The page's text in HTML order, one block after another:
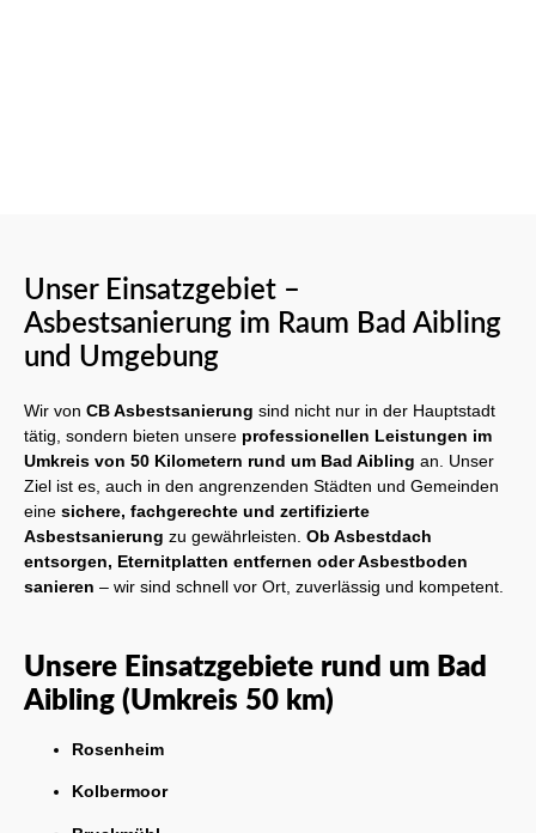
Unser Einsatzgebiet –
Asbestsanierung im Raum Bad Aibling
und Umgebung
Wir von CB Asbestsanierung sind nicht nur in der Hauptstadt
tätig, sondern bieten unsere professionellen Leistungen im
Umkreis von 50 Kilometern rund um Bad Aibling an. Unser
Ziel ist es, auch in den angrenzenden Städten und Gemeinden
eine sichere, fachgerechte und zertifizierte
Asbestsanierung zu gewährleisten. Ob Asbestdach
entsorgen, Eternitplatten entfernen oder Asbestboden
sanieren – wir sind schnell vor Ort, zuverlässig und kompetent.
Unsere Einsatzgebiete rund um Bad
Aibling (Umkreis 50 km)
Rosenheim
Kolbermoor